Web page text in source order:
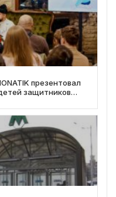
презентовал
защитников